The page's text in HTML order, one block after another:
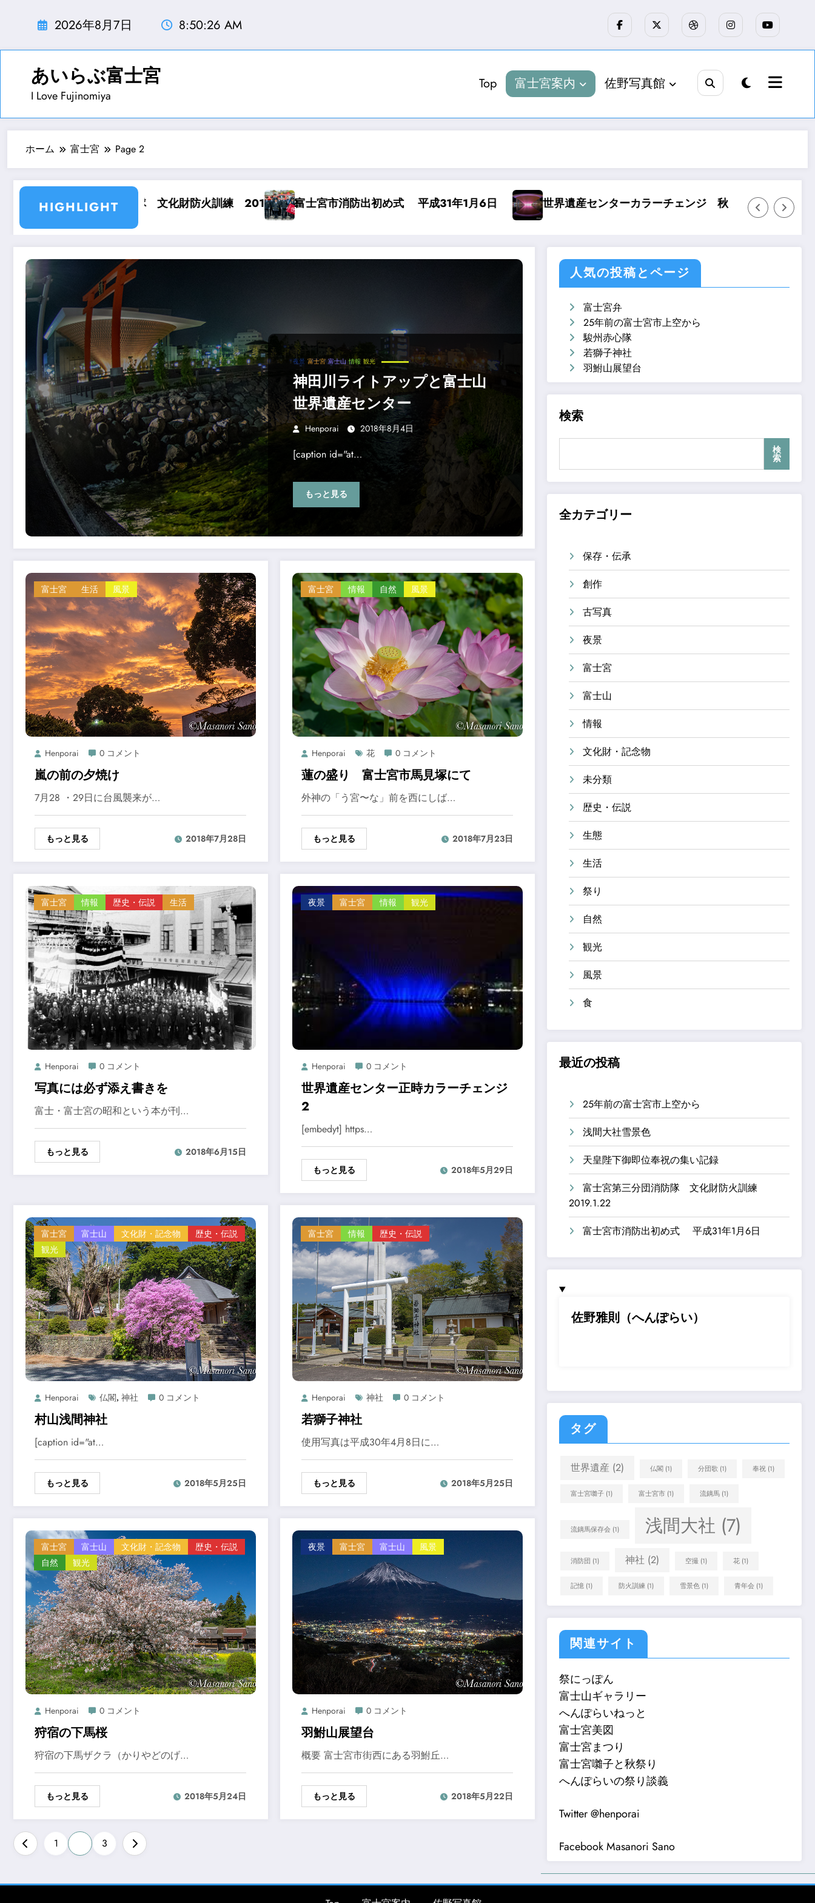
ン
ッ
2026年8月7日 8:50:27 AM
あいらぶ富士宮
I Love Fujinomiya
Top 富士宮案内 佐野写真館
ホーム 富士宮 Page 2
HIGHLIGHT
隊 文化財防火訓練 2019.1.22富士宮市消防出初め式 平成31年1月6日 世界遺産センターカラーチェンジ 秋 富士・富士宮の昭和 発刊
夜景 富士宮 富士山 情報 観光
神田川ライトアップと富士山
世界遺産センター
Henporai 2018年8月4日
[caption id="at…
もっと見る
富士宮 生活 風景
Henporai 0 コメント
嵐の前の夕焼け
7月28 ・29日に台風襲来が…
もっと見る 2018年7月28日
富士宮 情報 自然 風景
Henporai 花 0 コメント
蓮の盛り 富士宮市馬見塚にて
外神の「う宮〜な」前を西にしば…
もっと見る 2018年7月23日
富士宮 情報 歴史・伝説 生活
Henporai 0 コメント
写真には必ず添え書きを
富士・富士宮の昭和という本が刊…
もっと見る 2018年6月15日
夜景 富士宮 情報 観光
Henporai 0 コメント
世界遺産センター正時カラーチェンジ
2
[embedyt] https…
もっと見る 2018年5月29日
富士宮 富士山 文化財・記念物
歴史・伝説
観光
Henporai 仏閣, 神社 0 コメント
村山浅間神社
[caption id="at…
もっと見る 2018年5月25日
富士宮 情報 歴史・伝説
Henporai 神社 0 コメント
若獅子神社
使用写真は平成30年4月8日に…
もっと見る 2018年5月25日
富士宮 富士山 文化財・記念物
歴史・伝説
自然
観光
Henporai 0 コメント
狩宿の下馬桜
狩宿の下馬ザクラ（かりやどのげ…
もっと見る 2018年5月24日
夜景 富士宮 富士山 風景
Henporai 0 コメント
羽鮒山展望台
概要 富士宮市街西にある羽鮒丘…
もっと見る 2018年5月22日
投
1 3
人気の投稿とページ
富士宮弁
25年前の富士宮市上空から
駿州赤心隊
若獅子神社
羽鮒山展望台
検索
検
索
全カテゴリー
保存・伝承
創作
古写真
夜景
富士宮
富士山
情報
文化財・記念物
未分類
歴史・伝説
生態
生活
祭り
自然
観光
風景
食
最近の投稿
25年前の富士宮市上空から
浅間大社雪景色
天皇陛下御即位奉祝の集い記録
富士宮第三分団消防隊 文化財防火訓練
2019.1.22
富士宮市消防出初め式 平成31年1月6日
佐野雅則（へんぽらい）
タグ
世界遺産 (2) 仏閣 (1) 分団歌 (1) 奉祝 (1)
富士宮囃子 (1) 富士宮市 (1) 流鏑馬 (1)
流鏑馬保存会 (1) 浅間大社 (7)
消防団 (1) 神社 (2) 空撮 (1) 花 (1)
記憶 (1) 防火訓練 (1) 雪景色 (1) 青年会 (1)
関連サイト
祭にっぽん
富士山ギャラリー
へんぽらいねっと
富士宮美図
富士宮まつり
富士宮囃子と秋祭り
へんぽらいの祭り談義
Twitter @henporai
Facebook Masanori Sano